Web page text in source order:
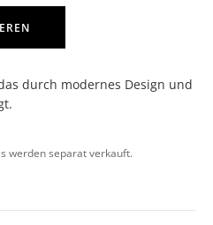
durch modernes Design und
werden separat verkauft.